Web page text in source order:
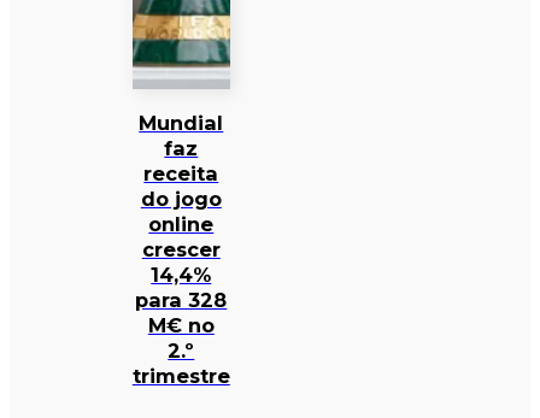
Mundial
faz
receita
do jogo
online
crescer
14,4%
para 328
M€ no
2.º
trimestre